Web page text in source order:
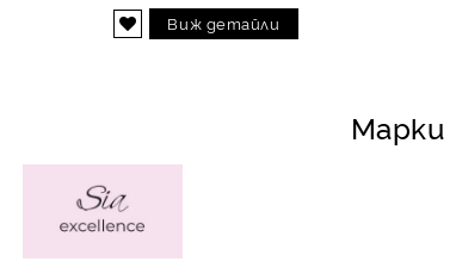
Виж детайли
Марки